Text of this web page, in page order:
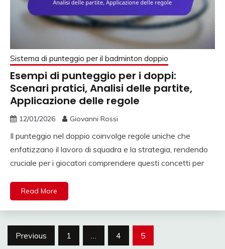
Sistema di punteggio per il badminton doppio
Esempi di punteggio per i doppi:
Scenari pratici, Analisi delle partite,
Applicazione delle regole
12/01/2026 Giovanni Rossi
Il punteggio nel doppio coinvolge regole uniche che
enfatizzano il lavoro di squadra e la strategia, rendendo
cruciale per i giocatori comprendere questi concetti per
Read More
Posts
Previous 1 … 4 5